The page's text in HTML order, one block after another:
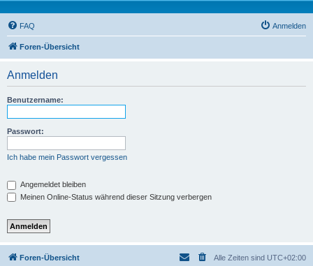
FAQ Anmelden
Foren-Übersicht
Anmelden
Benutzername:
Passwort:
Ich habe mein Passwort vergessen
Angemeldet bleiben
Meinen Online-Status während dieser Sitzung verbergen
Foren-Übersicht Alle Zeiten sind UTC+02:00